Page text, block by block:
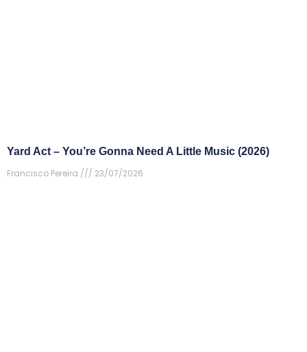
Yard Act – You’re Gonna Need A Little Music (2026)
Francisco Pereira
23/07/2026